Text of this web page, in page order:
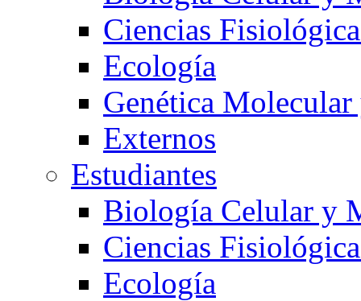
Ciencias
Ecología
Genética
Externos
Estudiantes
Biología Celular y
Ciencias
Ecología